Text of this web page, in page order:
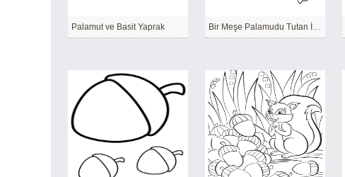
Palamut ve Basit Yaprak Bir Meşe Palamudu Tutan İki Yavru Sincap